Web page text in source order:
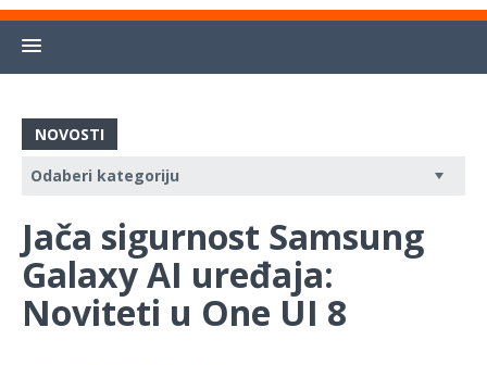
NOVOSTI
Jača sigurnost Samsung
Galaxy AI uređaja:
Noviteti u One UI 8